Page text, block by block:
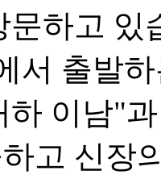
문하고 있
서 출발
하 이남"
고 신장